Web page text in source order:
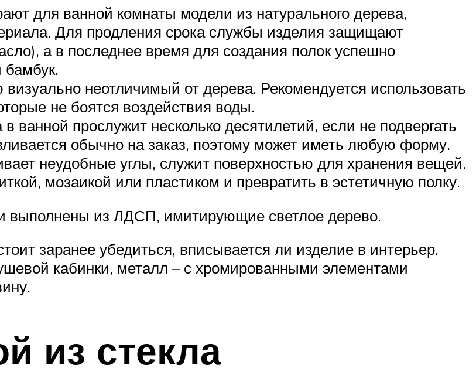
для ванной комнаты модели из натурального дерева,
Для продления срока службы изделия защищают
а в последнее время для создания полок успешно
бамбук.
неотличимый от дерева. Рекомендуется использовать
не боятся воздействия воды.
ванной прослужит несколько десятилетий, если не подвергать
обычно на заказ, поэтому может иметь любую форму.
неудобные углы, служит поверхностью для хранения вещей.
мозаикой или пластиком и превратить в эстетичную полку.
выполнены из ЛДСП, имитирующие светлое дерево.
заранее убедиться, вписывается ли изделие в интерьер.
кабинки, металл – с хромированными элементами
из стекла